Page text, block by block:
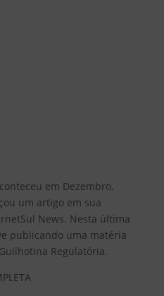
em Dezembro,
um artigo em sua
News. Nesta última
publicando uma matéria
Regulatória.